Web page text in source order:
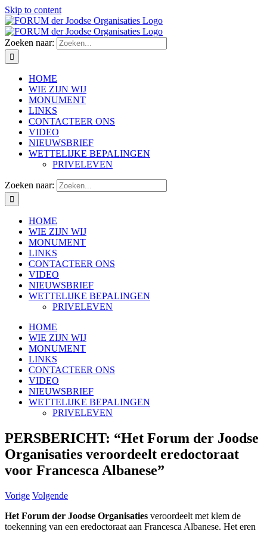
Skip to content
Zoeken naar:
HOME
WIE ZIJN WIJ
MONUMENT
LINKS
CONTACTEER ONS
VIDEO
NIEUWSBRIEF
WETTELIJKE BEPALINGEN
PRIVELEVEN
Zoeken naar:
HOME
WIE ZIJN WIJ
MONUMENT
LINKS
CONTACTEER ONS
VIDEO
NIEUWSBRIEF
WETTELIJKE BEPALINGEN
PRIVELEVEN
HOME
WIE ZIJN WIJ
MONUMENT
LINKS
CONTACTEER ONS
VIDEO
NIEUWSBRIEF
WETTELIJKE BEPALINGEN
PRIVELEVEN
PERSBERICHT: “Het Forum der Joodse
Organisaties veroordeelt eredoctoraat
voor Francesca Albanese”
Vorige Volgende
Het Forum der Joodse Organisaties veroordeelt met klem de
toekenning van een eredoctoraat aan Francesca Albanese. Het eren